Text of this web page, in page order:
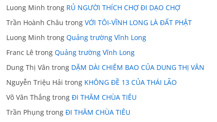
Luong Minh trong RỦ NGƯỜI THÍCH CHỢ ĐI DẠO CHỢ
Trần Hoành Châu trongVỚI TÔI-VĨNH LONG LÀ ĐẤT PHẬT
Luong Minh trongQuảng trường Vĩnh Long
Franc Lê trongQuảng trường Vĩnh Long
Dung Thị Vân trong DẶM DÀI CHIÊM BAO CỦA DUNG THỊ VÂN
Nguyễn Triệu Hải trong KHÔNG ĐỀ 13 CỦA THÁI LÃO
Võ Văn Thắng trongĐI THĂM CHÙA TIÊU
Trần Phụng trongĐI THĂM CHÙA TIÊU